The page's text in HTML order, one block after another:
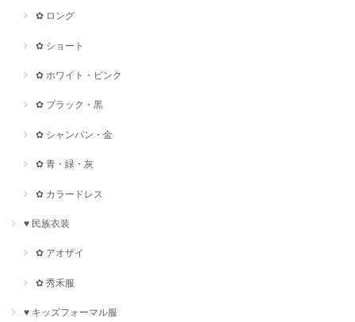
✿ ロング
✿ ショート
✿ ホワイト・ピンク
✿ ブラック・黒
✿ シャンパン・金
✿ 青・緑・灰
✿ カラードレス
♥ 民族衣装
✿ アオザイ
✿ 秀禾服
♥ キッズフォーマル服